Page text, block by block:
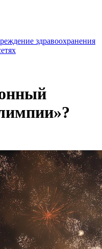
здравоохранения